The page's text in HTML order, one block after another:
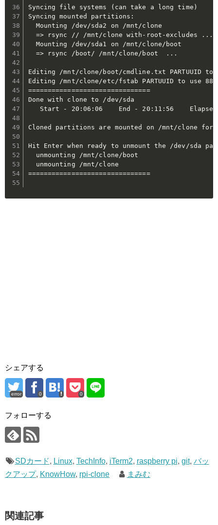
Syncing file systems (can take a long time)
Syncing mounted partitions:
  Mounting /dev/sda2 on /mnt/clone
  => rsync // /mnt/clone with-root-excludes ...
  Mounting /dev/sda1 on /mnt/clone/boot
  => rsync /boot/ /mnt/clone/boot  ...
Editing /mnt/clone/boot/cmdline.txt PARTUUID to
Editing /mnt/clone/etc/fstab PARTUUID to use
===============================
Done with clone to /dev/sda
Start - 20:06:06    End - 20:11:56
Cloned partitions are mounted on /mnt/clone
Hit Enter when ready to unmount the /dev/sda
  unmounting /mnt/clone/boot
  unmounting /mnt/clone
===============================
シェアする
error 0 0
フォローする
SDカード, Linux, TechInfo, iTerm2, raspberry pi, git, バッ
クアップ, KnowHow, rpi-clone まみむ
関連記事